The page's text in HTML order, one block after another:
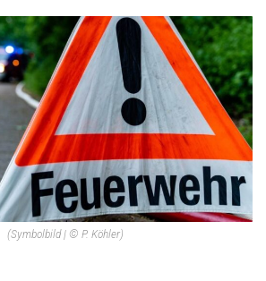
(Symbolbild | © P. Köhler)